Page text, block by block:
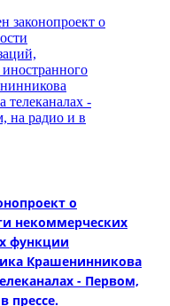
о
некоммерческих
функции
Крашенинникова
- Первом,
прессе.